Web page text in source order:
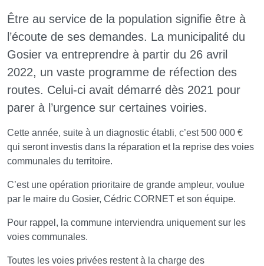
Être au service de la population signifie être à
l’écoute de ses demandes. La municipalité du
Gosier va entreprendre à partir du 26 avril
2022, un vaste programme de réfection des
routes. Celui-ci avait démarré dès 2021 pour
parer à l’urgence sur certaines voiries.
Cette année, suite à un diagnostic établi, c’est 500 000 €
qui seront investis dans la réparation et la reprise des voies
communales du territoire.
C’est une opération prioritaire de grande ampleur, voulue
par le maire du Gosier, Cédric CORNET et son équipe.
Pour rappel, la commune interviendra uniquement sur les
voies communales.
Toutes les voies privées restent à la charge des